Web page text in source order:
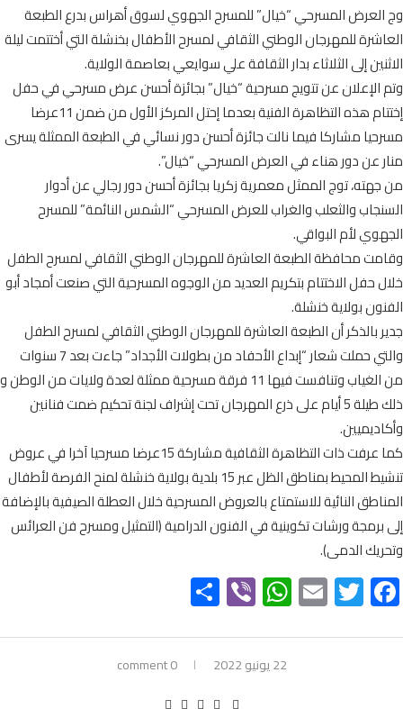
وج العرض المسرحي “خيال” للمسرح الجهوي لسوق أهراس بدرع الطبعة
العاشرة للمهرجان الوطني الثقافي لمسرح الأطفال بخنشلة التي أختتمت ليلة
الاثنين إلى الثلاثاء بدار الثقافة علي سوايعي بعاصمة الولاية.
وتم الإعلان عن تتويج مسرحية “خيال” بجائزة أحسن عرض مسرحي في حفل
إختتام هذه التظاهرة الفنية بعدما إحتل المركز الأول من ضمن 11عرضا
مسرحيا مشاركا فيما نالت جائزة أحسن دور نسائي في الطبعة الممثلة يسرى
منار عن دور هناء في العرض المسرحي “خيال”.
من جهته، توج الممثل معمرية زكريا بجائزة أحسن دور رجالي عن أدوار
السنجاب والثعلب والغراب للعرض المسرحي “الشمس النائمة” للمسرح
الجهوي لأم البواقي.
وقامت محافظة الطبعة العاشرة للمهرجان الوطني الثقافي لمسرح الطفل
خلال حفل الاختتام بتكريم العديد من الوجوه المسرحية التي صنعت أمجاد أبو
الفنون بولاية خنشلة.
جدير بالذكر أن الطبعة العاشرة للمهرجان الوطني الثقافي لمسرح الطفل
والتي حملت شعار “إبداع الأحفاد من بطولات الأجداد” جاءت بعد 7 سنوات
من الغياب وتنافست فيها 11 فرقة مسرحية ممثلة لعدة ولايات من الوطن و
ذلك طيلة 5 أيام على ذرع المهرجان تحت إشراف لجنة تحكيم ضمت فنانين
وأكاديميين.
كما عرفت ذات التظاهرة الثقافية مشاركة 15عرضا مسرحيا آخرا في عروض
تنشيط المحيط بمناطق الظل عبر 15 بلدية بولاية خنشلة لمنح الفرصة لأطفال
المناطق النائية للاستمتاع بالعروض المسرحية خلال العطلة الصيفية بالإضافة
إلى برمجة ورشات تكوينية في الفنون الدرامية (التمثيل ومسرح فن العرائس
وتحريك الدمى).
Facebook
Twitter
Email
WhatsApp
Viber
22 يونيو 2022 0 comment